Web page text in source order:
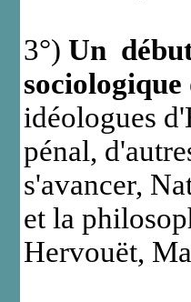
3°) Un
sociologique
idéologues
pénal,
s'avancer,
et la
Hervouët,